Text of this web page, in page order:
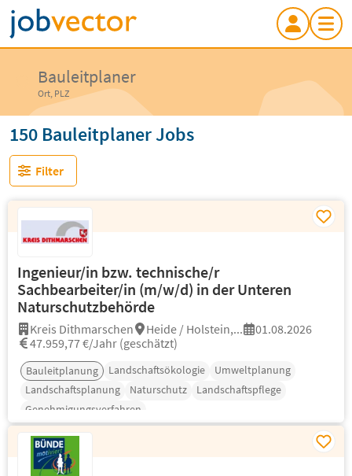
Bauleitplaner
Ort, PLZ
150 Bauleitplaner Jobs
Filter
Ingenieur/in bzw. technische/r
Sachbearbeiter/in (m/w/d) in der Unteren
Naturschutzbehörde
Kreis Dithmarschen Heide / Holstein,...
01.08.2026
47.959,77 €/Jahr (geschätzt)
Bauleitplanung Landschaftsökologie
Umweltplanung
Landschaftsplanung
Naturschutz
Landschaftspflege
Genehmigungsverfahren